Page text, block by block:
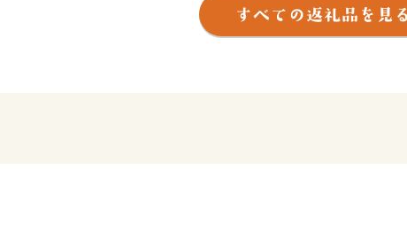
そんな長与町より心をこめて、お礼の品を贈